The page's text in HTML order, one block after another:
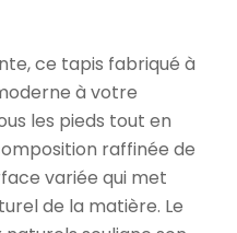
ce tapis fabriqué à
à votre
les pieds tout en
raffinée de
variée qui met
de la matière. Le